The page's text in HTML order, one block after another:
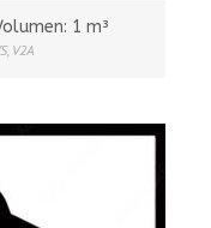
1 m³
, V2A